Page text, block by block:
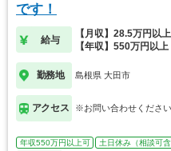
です！
給与
【月収】28.5万円以上
【年収】550万円以
勤務地 島根県 大田市
アクセス ※お問い合わせください
年収550万円以上可 土日休み（相談可含